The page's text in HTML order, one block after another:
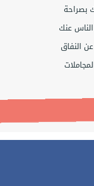
بصراحة
عنك
النفاق